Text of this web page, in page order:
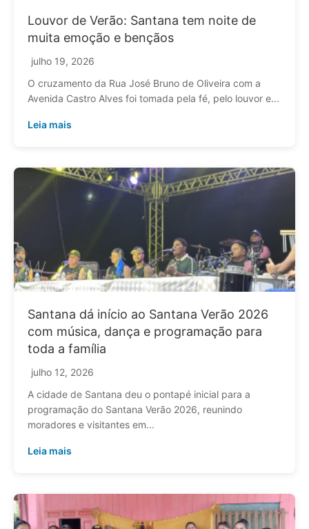
Louvor de Verão: Santana tem noite de
muita emoção e bençãos
julho 19, 2026
O cruzamento da Rua José Bruno de Oliveira com a
Avenida Castro Alves foi tomada pela fé, pelo louvor e...
Leia mais
Santana dá início ao Santana Verão 2026
com música, dança e programação para
toda a família
julho 12, 2026
A cidade de Santana deu o pontapé inicial para a
programação do Santana Verão 2026, reunindo
moradores e visitantes em...
Leia mais